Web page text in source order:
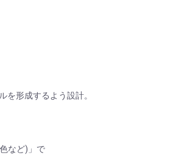
形成するよう設計。
など)」で